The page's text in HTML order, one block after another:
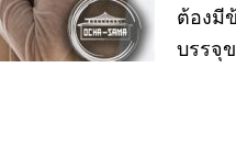
ต้องมี
บรรจุ